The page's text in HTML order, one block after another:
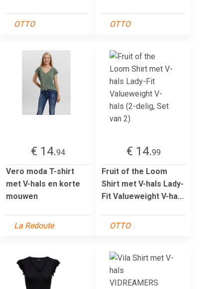
OTTO OTTO
€ 14.94
Vero moda T-shirt
met V-hals en korte
mouwen
La Redoute
€ 14.99
Fruit of the Loom
Shirt met V-hals Lady-
Fit Valueweight V-ha...
OTTO